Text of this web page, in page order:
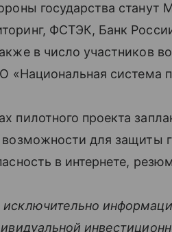
государства
ФСТЭК, Банк
в число участников
«Национальная система
пилотного проекта
возможности для защиты
в интернете,